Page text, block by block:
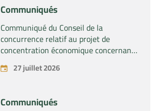
Communiqués
Communiqué du Conseil de la
concurrence relatif au projet de
concentration économique concernant
la prise par la société « Fives SAS » du
contrôle exclusif de la société « Aries
27 juillet 2026
Communiqués